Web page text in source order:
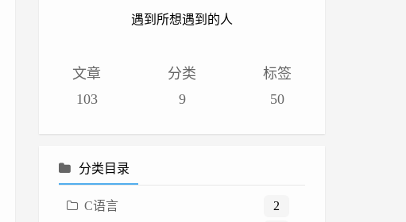
遇到所想遇到的人
文章
103
分类
9
标签
50
分类目录
C语言
2